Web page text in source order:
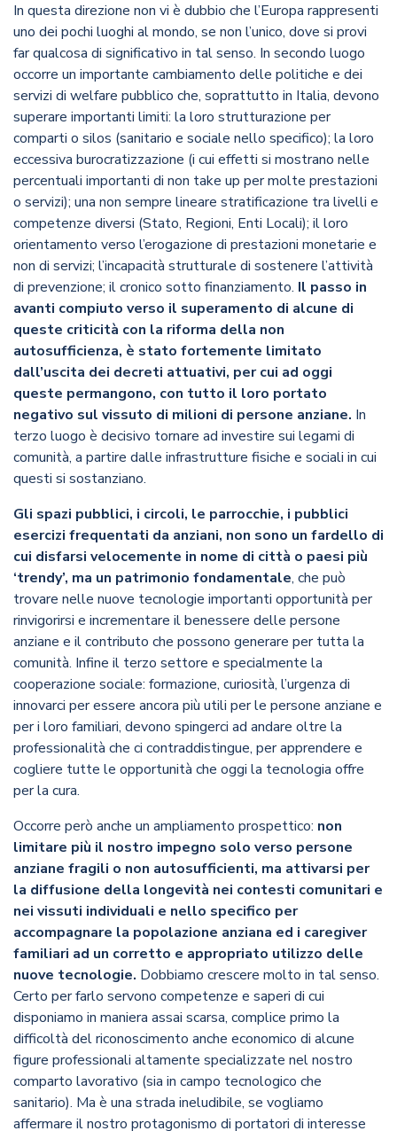
In questa direzione non vi è dubbio che l’Europa rappresenti
uno dei pochi luoghi al mondo, se non l’unico, dove si provi
far qualcosa di significativo in tal senso. In secondo luogo
occorre un importante cambiamento delle politiche e dei
servizi di welfare pubblico che, soprattutto in Italia, devono
superare importanti limiti: la loro strutturazione per
comparti o silos (sanitario e sociale nello specifico); la loro
eccessiva burocratizzazione (i cui effetti si mostrano nelle
percentuali importanti di non take up per molte prestazioni
o servizi); una non sempre lineare stratificazione tra livelli e
competenze diversi (Stato, Regioni, Enti Locali); il loro
orientamento verso l’erogazione di prestazioni monetarie e
non di servizi; l’incapacità strutturale di sostenere l’attività
di prevenzione; il cronico sotto finanziamento. Il passo in
avanti compiuto verso il superamento di alcune di
queste criticità con la riforma della non
autosufficienza, è stato fortemente limitato
dall’uscita dei decreti attuativi, per cui ad oggi
queste permangono, con tutto il loro portato
negativo sul vissuto di milioni di persone anziane. In
terzo luogo è decisivo tornare ad investire sui legami di
comunità, a partire dalle infrastrutture fisiche e sociali in cui
questi si sostanziano.
Gli spazi pubblici, i circoli, le parrocchie, i pubblici
esercizi frequentati da anziani, non sono un fardello di
cui disfarsi velocemente in nome di città o paesi più
‘trendy’, ma un patrimonio fondamentale, che può
trovare nelle nuove tecnologie importanti opportunità per
rinvigorirsi e incrementare il benessere delle persone
anziane e il contributo che possono generare per tutta la
comunità. Infine il terzo settore e specialmente la
cooperazione sociale: formazione, curiosità, l’urgenza di
innovarci per essere ancora più utili per le persone anziane e
per i loro familiari, devono spingerci ad andare oltre la
professionalità che ci contraddistingue, per apprendere e
cogliere tutte le opportunità che oggi la tecnologia offre
per la cura.
Occorre però anche un ampliamento prospettico: non
limitare più il nostro impegno solo verso persone
anziane fragili o non autosufficienti, ma attivarsi per
la diffusione della longevità nei contesti comunitari e
nei vissuti individuali e nello specifico per
accompagnare la popolazione anziana ed i caregiver
familiari ad un corretto e appropriato utilizzo delle
nuove tecnologie. Dobbiamo crescere molto in tal senso.
Certo per farlo servono competenze e saperi di cui
disponiamo in maniera assai scarsa, complice primo la
difficoltà del riconoscimento anche economico di alcune
figure professionali altamente specializzate nel nostro
comparto lavorativo (sia in campo tecnologico che
sanitario). Ma è una strada ineludibile, se vogliamo
affermare il nostro protagonismo di portatori di interesse